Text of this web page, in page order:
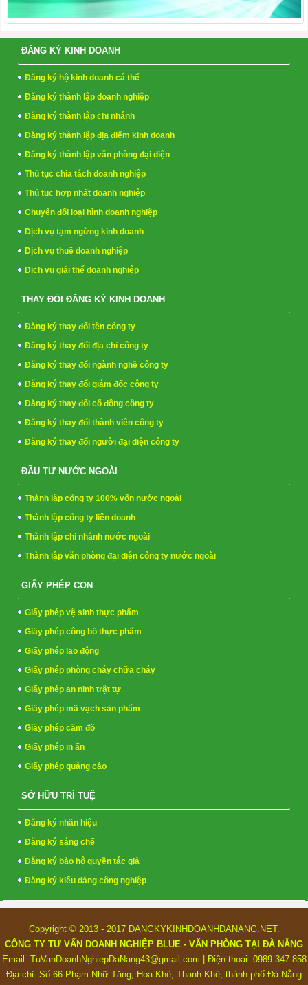
ĐĂNG KÝ KINH DOANH
Đăng ký hộ kinh doanh cá thể
Đăng ký thành lập doanh nghiệp
Đăng ký thành lập chi nhánh
Đăng ký thành lập địa điểm kinh doanh
Đăng ký thành lập văn phòng đại diện
Thủ tục chia tách doanh nghiệp
Thủ tục hợp nhất doanh nghiệp
Chuyển đổi loại hình doanh nghiệp
Dịch vụ tạm ngừng kinh doanh
Dịch vụ thuế doanh nghiệp
Dịch vụ giải thể doanh nghiệp
THAY ĐỔI ĐĂNG KÝ KINH DOANH
Đăng ký thay đổi tên công ty
Đăng ký thay đổi địa chỉ công ty
Đăng ký thay đổi ngành nghề công ty
Đăng ký thay đổi giám đốc công ty
Đăng ký thay đổi cổ đông công ty
Đăng ký thay đổi thành viên công ty
Đăng ký thay đổi người đại diện công ty
ĐẦU TƯ NƯỚC NGOÀI
Thành lập công ty 100% vốn nước ngoài
Thành lập công ty liên doanh
Thành lập chi nhánh nước ngoài
Thành lập văn phòng đại diện công ty nước ngoài
GIẤY PHÉP CON
Giấy phép vệ sinh thực phẩm
Giấy phép công bố thực phẩm
Giấy phép lao động
Giấy phép phòng cháy chữa cháy
Giấy phép an ninh trật tự
Giấy phép mã vạch sản phẩm
Giấy phép cầm đồ
Giấy phép in ấn
Giấy phép quảng cáo
SỞ HỮU TRÍ TUỆ
Đăng ký nhãn hiệu
Đăng ký sáng chế
Đăng ký bảo hộ quyền tác giả
Đăng ký kiểu dáng công nghiệp
Copyright © 2013 - 2017 DANGKYKINHDOANHDANANG.NET.
CÔNG TY TƯ VẤN DOANH NGHIỆP BLUE - VĂN PHÒNG TẠI ĐÀ NẴNG
Email: TuVanDoanhNghiepDaNang43@gmail.com | Điện thoại: 0989 347 858
Địa chỉ: Số 66 Phạm Nhữ Tăng, Hoa Khê, Thanh Khê, thành phố Đà Nẵng